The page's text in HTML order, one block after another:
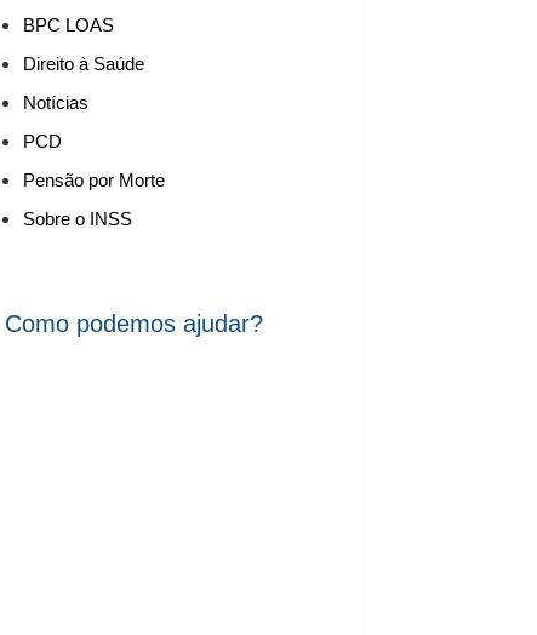
BPC LOAS
Direito à Saúde
Notícias
PCD
Pensão por Morte
Sobre o INSS
Como podemos ajudar?